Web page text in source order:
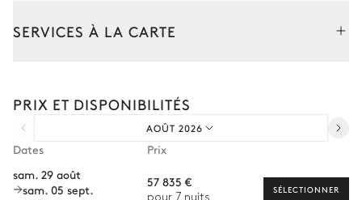
Salle à manger Extérieure
Vue panoramique sur la mer
Table 10
SERVICES À LA CARTE
Transfert à l'arrivée et au départ
Courses livrées avant l'arrivée
Chef à domicile
PRIX ET DISPONIBILITÉS
AOÛT 2026
Dates
Prix
sam. 29 août
sam. 05 sept.
57 835 €
pour 7 nuits
SÉLECTIONNER